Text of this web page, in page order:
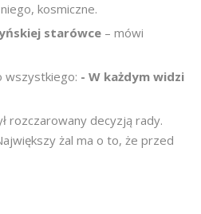
kosmiczne.
starówce – mówi
wszystkiego: - W każdym widzi
rozczarowany decyzją rady.
żal ma o to, że przed